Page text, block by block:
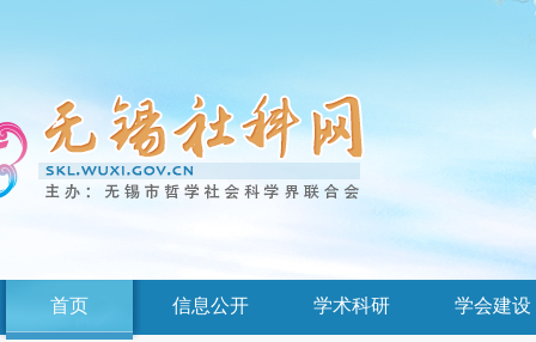
首页 信息公开 学术科研 学会建设